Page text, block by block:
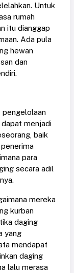
Untuk
rumah
itu dianggap
Ada pula
hewan
dan
pengelolaan
dapat menjadi
baik
para
secara adil
mereka
kurban
daging
yang
mendapat
daging
lalu merasa